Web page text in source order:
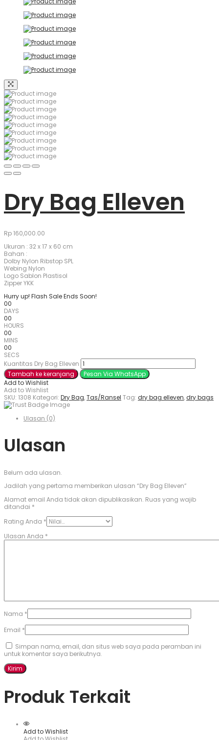
Dry Bag Elleven
Rp160,000.00
Ukuran : 32 x 17 x 60 cm
Bahan :
Dolby Nylon Ribstop SPL
Webing Nylon
Logo Sablon Plastisol
Zipper YKK
Hurry up! Flash Sale Ends Soon!
00
DAYS
00
HOURS
00
MINS
00
SECS
Kuantitas Dry Bag Elleven
Tambah ke keranjang
Pesan Via WhatsApp
Add to Wishlist
Add to Wishlist
SKU: 1308 Kategori: Dry Bag,Tas/Ransel Tag: dry bag elleven,dry bags
Ulasan (0)
Ulasan
Belum ada ulasan.
Jadilah yang pertama memberikan ulasan “Dry Bag Elleven”
Alamat email Anda tidak akan dipublikasikan. Ruas yang wajib
ditandai *
Rating Anda *
Ulasan Anda *
Nama *
Email *
Simpan nama, email, dan situs web saya pada peramban ini
untuk komentar saya berikutnya.
Produk Terkait
Add to Wishlist